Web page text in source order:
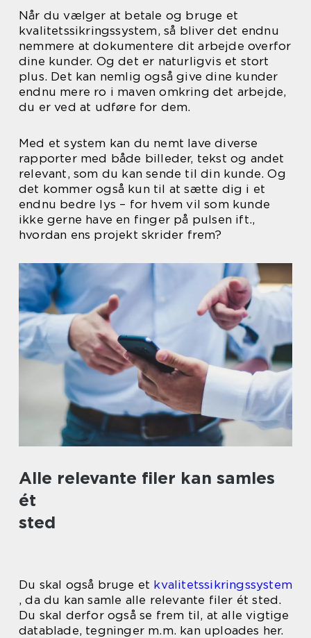
Når du vælger at betale og bruge et
kvalitetssikringssystem, så bliver det endnu
nemmere at dokumentere dit arbejde overfor
dine kunder. Og det er naturligvis et stort
plus. Det kan nemlig også give dine kunder
endnu mere ro i maven omkring det arbejde,
du er ved at udføre for dem.
Med et system kan du nemt lave diverse
rapporter med både billeder, tekst og andet
relevant, som du kan sende til din kunde. Og
det kommer også kun til at sætte dig i et
endnu bedre lys – for hvem vil som kunde
ikke gerne have en finger på pulsen ift.,
hvordan ens projekt skrider frem?
Alle relevante filer kan samles
ét
sted
Du skal også bruge et kvalitetssikringssystem
, da du kan samle alle relevante filer ét sted.
Du skal derfor også se frem til, at alle vigtige
datablade, tegninger m.m. kan uploades her.